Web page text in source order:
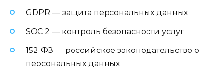
GDPR — защита персональных данных
SOC 2 — контроль безопасности услуг
152-ФЗ — российское законодательство о
персональных данных